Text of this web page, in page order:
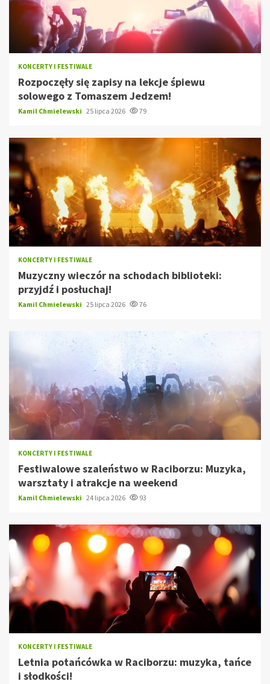
KONCERTY I FESTIWALE
Rozpoczęły się zapisy na lekcje śpiewu
solowego z Tomaszem Jedzem!
Kamil Chmielewski 25 lipca 2026 79
KONCERTY I FESTIWALE
Muzyczny wieczór na schodach biblioteki:
przyjdź i posłuchaj!
Kamil Chmielewski 25 lipca 2026 76
KONCERTY I FESTIWALE
Festiwalowe szaleństwo w Raciborzu: Muzyka,
warsztaty i atrakcje na weekend
Kamil Chmielewski 24 lipca 2026 93
KONCERTY I FESTIWALE
Letnia potańcówka w Raciborzu: muzyka, tańce
i słodkości!